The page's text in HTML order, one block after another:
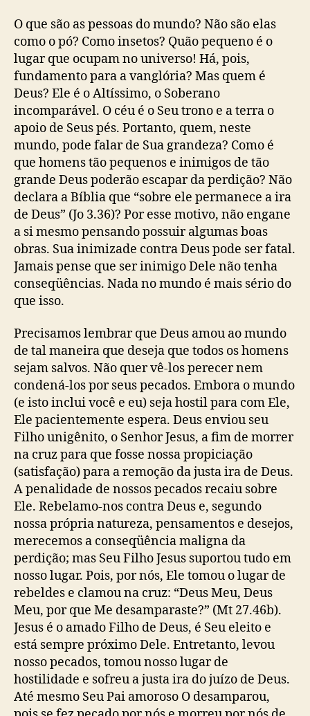
O que são as pessoas do mundo? Não são elas
como o pó? Como insetos? Quão pequeno é o
lugar que ocupam no universo! Há, pois,
fundamento para a vanglória? Mas quem é
Deus? Ele é o Altíssimo, o Soberano
incomparável. O céu é o Seu trono e a terra o
apoio de Seus pés. Portanto, quem, neste
mundo, pode falar de Sua grandeza? Como é
que homens tão pequenos e inimigos de tão
grande Deus poderão escapar da perdição? Não
declara a Bíblia que “sobre ele permanece a ira
de Deus” (Jo 3.36)? Por esse motivo, não engane
a si mesmo pensando possuir algumas boas
obras. Sua inimizade contra Deus pode ser fatal.
Jamais pense que ser inimigo Dele não tenha
conseqüências. Nada no mundo é mais sério do
que isso.
Precisamos lembrar que Deus amou ao mundo
de tal maneira que deseja que todos os homens
sejam salvos. Não quer vê-los perecer nem
condená-los por seus pecados. Embora o mundo
(e isto inclui você e eu) seja hostil para com Ele,
Ele pacientemente espera. Deus enviou seu
Filho unigênito, o Senhor Jesus, a fim de morrer
na cruz para que fosse nossa propiciação
(satisfação) para a remoção da justa ira de Deus.
A penalidade de nossos pecados recaiu sobre
Ele. Rebelamo-nos contra Deus e, segundo
nossa própria natureza, pensamentos e desejos,
merecemos a conseqüência maligna da
perdição; mas Seu Filho Jesus suportou tudo em
nosso lugar. Pois, por nós, Ele tomou o lugar de
rebeldes e clamou na cruz: “Deus Meu, Deus
Meu, por que Me desamparaste?” (Mt 27.46b).
Jesus é o amado Filho de Deus, é Seu eleito e
está sempre próximo Dele. Entretanto, levou
nosso pecados, tomou nosso lugar de
hostilidade e sofreu a justa ira do juízo de Deus.
Até mesmo Seu Pai amoroso O desamparou,